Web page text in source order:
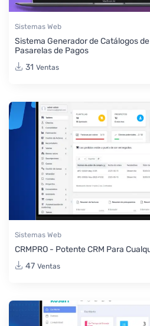
Sistemas Web
Sistema Generador de Catálogos
Pasarelas de Pagos
31 Ventas
Sistemas Web
CRMPRO - Potente CRM Para
47 Ventas